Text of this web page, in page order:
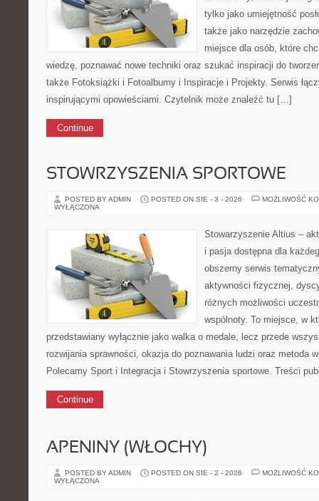
tylko jako umiejętność
także jako narzędzie
miejsce dla osób, które
wiedzę, poznawać nowe techniki oraz szukać inspiracji do
także Fotoksiążki i Fotoalbumy i Inspiracje i Projekty. Serwis
inspirującymi opowieściami. Czytelnik może znaleźć tu […]
Continue
STOWRZYSZENIA SPORTOWE
POSTED BY ADMIN POSTED ON SIE - 3 - 2026
MOŻLIWOŚĆ
WYŁĄCZONA
Stowarzyszenie Altius –
i pasja dostępna dla
obszerny serwis
aktywności fizycznej,
różnych możliwości
wspólnoty. To miejsce, w
przedstawiany wyłącznie jako walka o medale, lecz przede
rozwijania sprawności, okazja do poznawania ludzi oraz metoda
Polecamy Sport i Integracja i Stowrzyszenia sportowe. Treści
Continue
APENINY (WŁOCHY)
POSTED BY ADMIN POSTED ON SIE - 2 - 2026
MOŻLIWOŚĆ
WYŁĄCZONA